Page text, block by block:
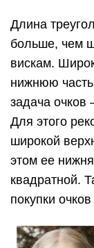
Длина
больше, чем
вискам.
нижнюю
задача
Для этого
широкой
этом ее
квадратной.
покупки